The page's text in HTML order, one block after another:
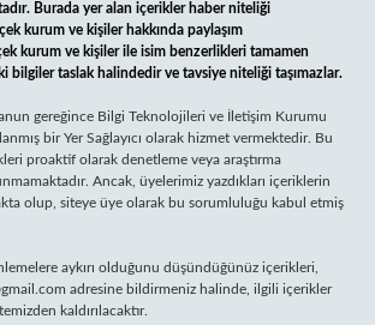
Burada yer alan içerikler haber niteliği
kurum ve kişiler hakkında paylaşım
kurum ve kişiler ile isim benzerlikleri tamamen
bilgiler taslak halindedir ve tavsiye niteliği taşımazlar.
gereğince Bilgi Teknolojileri ve İletişim Kurumu
bir Yer Sağlayıcı olarak hizmet vermektedir. Bu
proaktif olarak denetleme veya araştırma
Ancak, üyelerimiz yazdıkları içeriklerin
olup, siteye üye olarak bu sorumluluğu kabul etmiş
aykırı olduğunu düşündüğünüz içerikleri,
adresine bildirmeniz halinde, ilgili içerikler
kaldırılacaktır.